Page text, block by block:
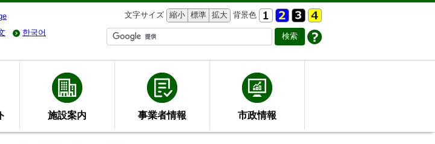
文字サイズ 縮小 標準 拡大 背景色
한국어
施設案内 事業者情報 市政情報